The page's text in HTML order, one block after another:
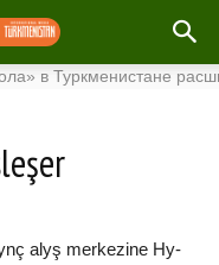
расширяет
alyş mer­ke­zi­ne Hy­